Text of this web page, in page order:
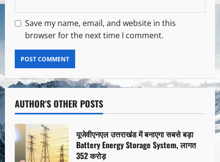
Save my name, email, and website in this
browser for the next time I comment.
AUTHOR'S OTHER POSTS
यूजेवीएनएल उत्तराखंड में बनाएगा सबसे बड़ा
Battery Energy Storage System, लागत
352 करोड़